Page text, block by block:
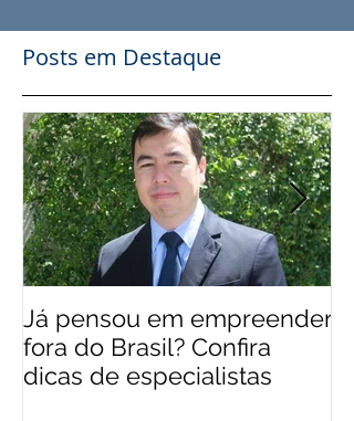
Posts em Destaque
Já pensou em empreender
fora do Brasil? Confira
dicas de especialistas